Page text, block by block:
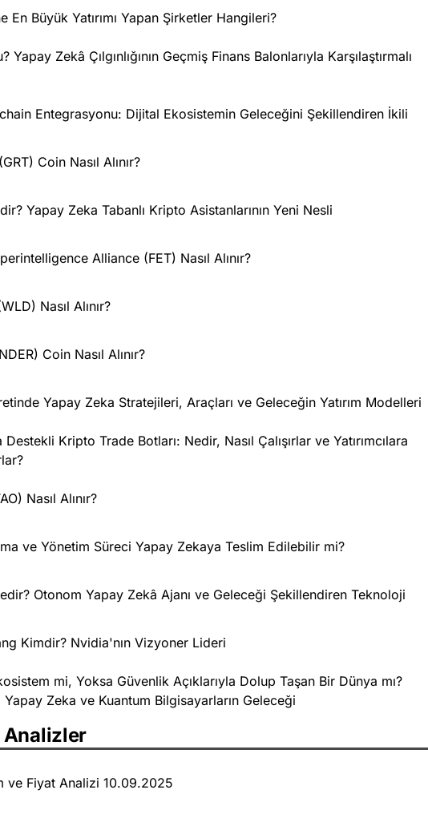
En Büyük Yatırımı Yapan Şirketler Hangileri?
Yapay Zekâ Çılgınlığının Geçmiş Finans Balonlarıyla Karşılaştırmalı
Entegrasyonu: Dijital Ekosistemin Geleceğini Şekillendiren İkili
Coin Nasıl Alınır?
Yapay Zeka Tabanlı Kripto Asistanlarının Yeni Nesli
Alliance (FET) Nasıl Alınır?
Nasıl Alınır?
Coin Nasıl Alınır?
Yapay Zeka Stratejileri, Araçları ve Geleceğin Yatırım Modelleri
Kripto Trade Botları: Nedir, Nasıl Çalışırlar ve Yatırımcılara
Nasıl Alınır?
ve Yönetim Süreci Yapay Zekaya Teslim Edilebilir mi?
Otonom Yapay Zekâ Ajanı ve Geleceği Şekillendiren Teknoloji
Kimdir? Nvidia'nın Vizyoner Lideri
mi, Yoksa Güvenlik Açıklarıyla Dolup Taşan Bir Dünya mı?
Zeka ve Kuantum Bilgisayarların Geleceği
Analizler
ve Fiyat Analizi 10.09.2025